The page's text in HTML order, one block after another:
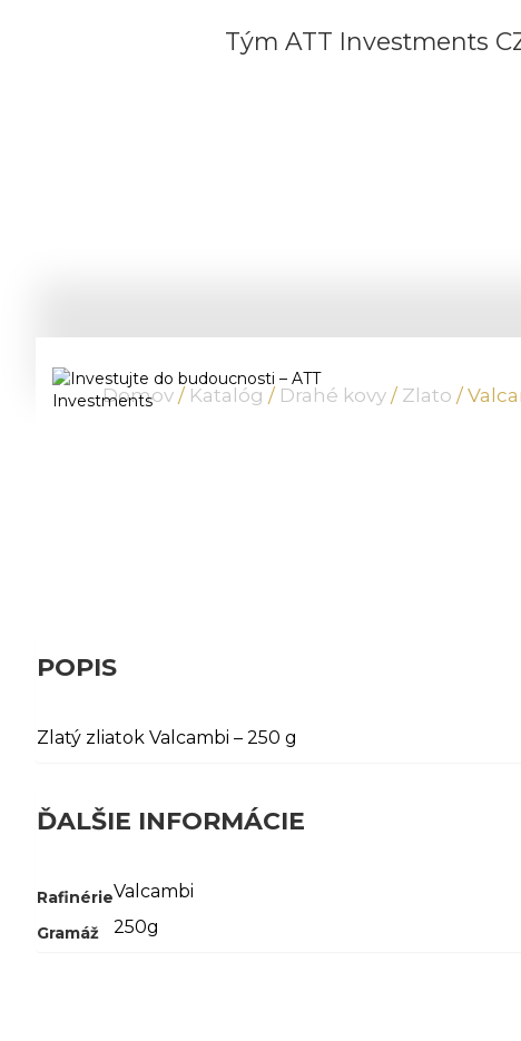
Tým ATT Investments
Domov / Katalóg / Drahé kovy / Zlato /
POPIS
Zlatý zliatok Valcambi – 250 g
ĎALŠIE INFORMÁCIE
RafinérieValcambi
Gramáž 250g